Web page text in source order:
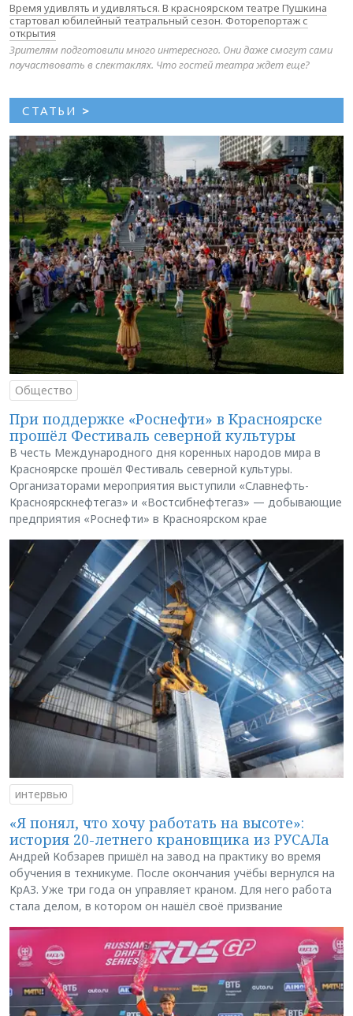
Время удивлять и удивляться. В красноярском театре Пушкина
стартовал юбилейный театральный сезон. Фоторепортаж с
открытия
Зрителям подготовили много интересного. Они даже смогут сами
поучаствовать в спектаклях. Что гостей театра ждет еще?
СТАТЬИ >
Общество
При поддержке «Роснефти» в Красноярске
прошёл Фестиваль северной культуры
В честь Международного дня коренных народов мира в
Красноярске прошёл Фестиваль северной культуры.
Организаторами мероприятия выступили «Славнефть-
Красноярскнефтегаз» и «Востсибнефтегаз» — добывающие
предприятия «Роснефти» в Красноярском крае
интервью
«Я понял, что хочу работать на высоте»:
история 20-летнего крановщика из РУСАЛа
Андрей Кобзарев пришёл на завод на практику во время
обучения в техникуме. После окончания учёбы вернулся на
КрАЗ. Уже три года он управляет краном. Для него работа
стала делом, в котором он нашёл своё призвание